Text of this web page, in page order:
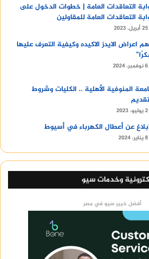
التعاقدات العامة | خطوات الدخول على
التعاقدات العامة للمقاولين
25 أبريل، 2023
اعراض الايدز الاكيده وكيفية التعرف عليها
6 نوفمبر، 2024
المنوفية الأهلية .. الكليات وشروط
2 يوليو، 2023
عن أعطال الكهرباء في أسيوط
8 يناير، 2024
وخدمات سيو
أفضل خبير سيو في مصر